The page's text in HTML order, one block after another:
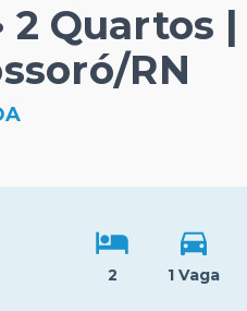
2 Quartos
RN
2 1 Vaga